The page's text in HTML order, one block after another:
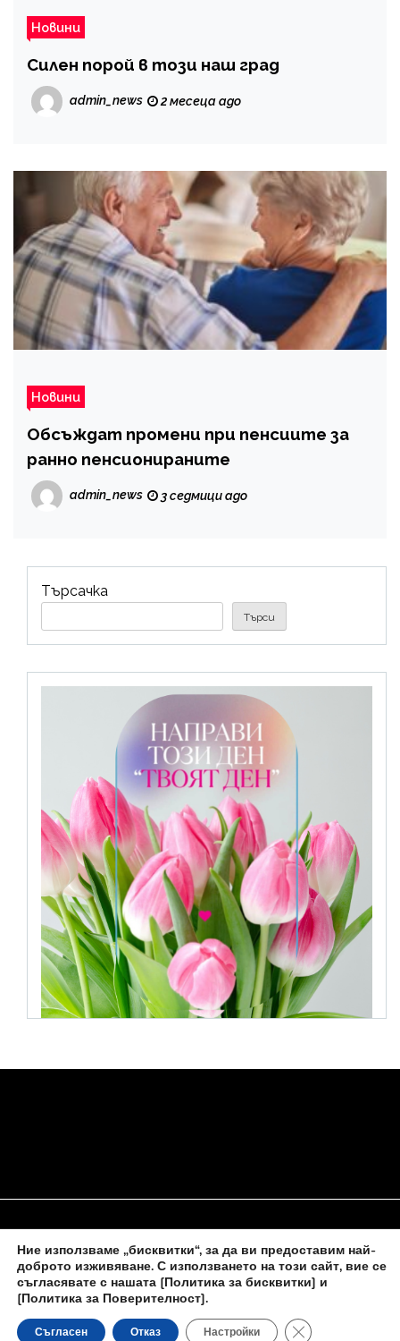
Новини
Силен порой в този наш град
admin_news 2 месеца ago
Новини
Обсъждат промени при пенсиите за
ранно пенсионираните
admin_news 3 седмици ago
Търсачка
Търси
НАЧАЛО ЗА НАС ПОЛИТИКА ЗА БИСКВИТКИ
КОНТАКТИ С НАС
Новините на novinite-dnesbg.eu
Ние използваме „бисквитки“, за да ви предоставим най-
доброто изживяване. С използването на този сайт, вие се
съгласявате с нашата [Политика за бисквитки] и
[Политика за Поверителност].
Съгласен Отказ Настройки Close GDPR